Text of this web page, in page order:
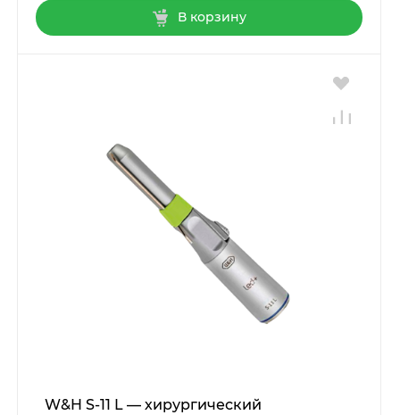
В корзину
W&H S-11 L — хирургический